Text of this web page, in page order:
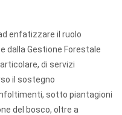
enfatizzare il ruolo
dalla Gestione Forestale
di servizi
il sostegno
sotto piantagioni
del bosco, oltre a